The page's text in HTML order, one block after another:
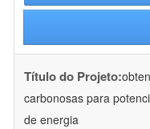
Título do Projeto:
carbonosas para
de energia